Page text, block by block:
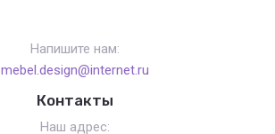
Напишите нам:
mebel.design@internet.ru
Контакты
Наш адрес: